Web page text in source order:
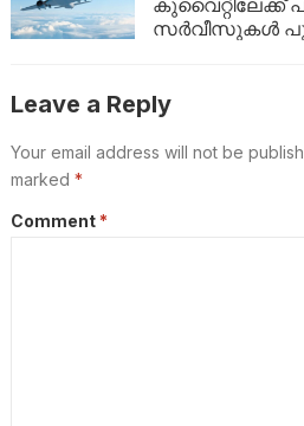
സർവീസുകൾ
Leave a Reply
Your email address will not be
marked *
Comment *